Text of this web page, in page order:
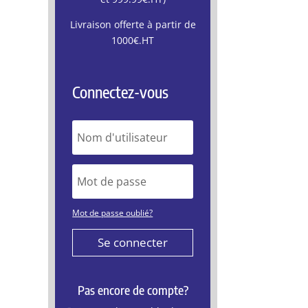
Livraison offerte à partir de
1000€.HT
Connectez-vous
Mot de passe oublié?
Se connecter
Pas encore de compte?